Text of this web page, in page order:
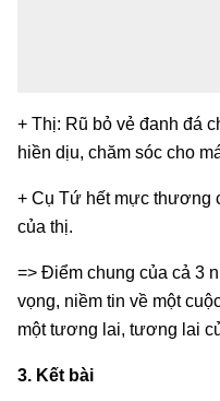
+ Thị: Rũ bỏ vẻ đanh đá
hiền dịu, chăm sóc cho
+ Cụ Tứ hết mực thương
của thị.
=> Điểm chung của cả 3
vọng, niềm tin về một
một tương lai, tương lai
3. Kết bài